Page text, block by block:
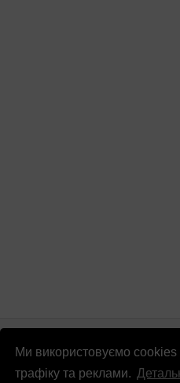
Ми використовуємо cookies
трафіку та реклами.
© Патріоти України 2026
info@